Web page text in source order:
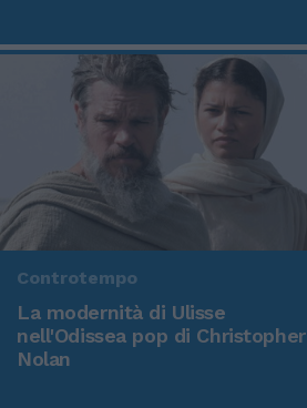
Controtempo
La modernità di Ulisse
nell'Odissea pop di Christopher
Nolan